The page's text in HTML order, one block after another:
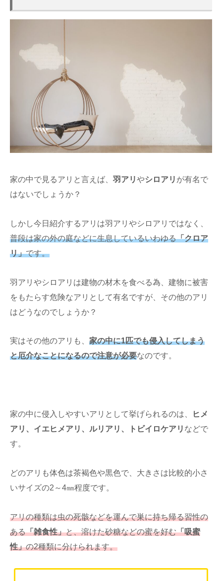
家の中で見るアリと言えば、 羽アリやシロアリ が有名で
はないでしょうか？
しかし今日紹介するアリは羽アリやシロアリではなく、
普段は家の外の庭などに生息しているいわゆる「クロア
リ」です。
羽アリやシロアリは建物の材木を食べる為、建物に被害
をもたらす危険なアリとして有名ですが、その他のアリ
はどうなのでしょうか？
実はその他のアリも、 家の中に1匹でも侵入してしまう
と厄介なことになるので注意が必要なのです。
家の中に侵入しやすいアリとして挙げられるのは、
ヒメ
アリ、イエヒメアリ、ルリアリ、トビイロケアリ などで
す。
どのアリも体色は茶褐色や黒色で、大きさは比較的小さ
いサイズの2～4㎜程度です。
アリの種類は虫の死骸などを運んで巣に持ち帰る習性の
ある「雑食性」と、溶けた砂糖などの蜜を好む「吸蜜
性」の2種類に分けられます。